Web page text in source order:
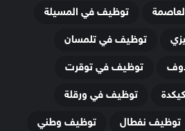
توظيف في المسيلة
توظيف في تلمسان
توظيف في توقرت
توظيف في ورقلة
توظيف نفطال
توظيف وطني